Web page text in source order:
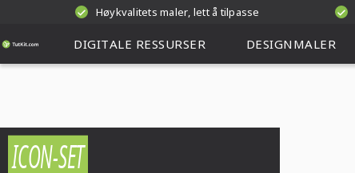
Høykvalitets maler, lett å tilpasse
DIGITALE RESSURSER DESIGNMALER
ICON-SET